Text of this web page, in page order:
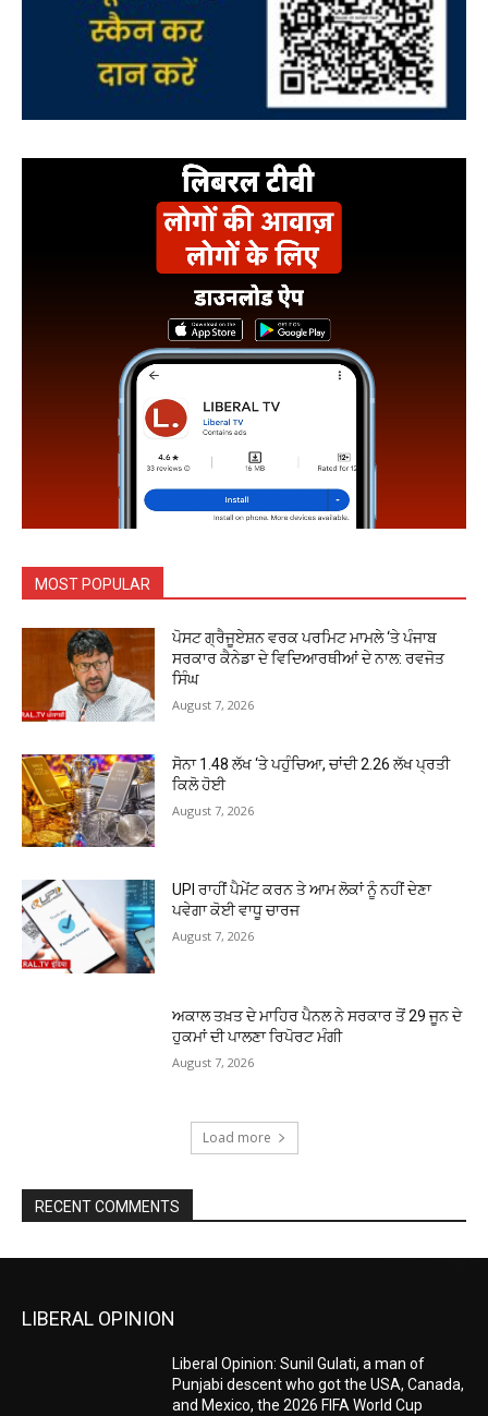
MOST POPULAR
ਪੋਸਟ ਗ੍ਰੈਜੂਏਸ਼ਨ ਵਰਕ ਪਰਮਿਟ ਮਾਮਲੇ ‘ਤੇ ਪੰਜਾਬ
ਸਰਕਾਰ ਕੈਨੇਡਾ ਦੇ ਵਿਦਿਆਰਥੀਆਂ ਦੇ ਨਾਲ: ਰਵਜੋਤ
ਸਿੰਘ
August 7, 2026
ਸੋਨਾ ₹1.48 ਲੱਖ ‘ਤੇ ਪਹੁੰਚਿਆ, ਚਾਂਦੀ ₹2.26 ਲੱਖ ਪ੍ਰਤੀ
ਕਿਲੋ ਹੋਈ
August 7, 2026
UPI ਰਾਹੀਂ ਪੈਮੇਂਟ ਕਰਨ ਤੇ ਆਮ ਲੋਕਾਂ ਨੂੰ ਨਹੀਂ ਦੇਣਾ
ਪਵੇਗਾ ਕੋਈ ਵਾਧੂ ਚਾਰਜ
August 7, 2026
ਅਕਾਲ ਤਖ਼ਤ ਦੇ ਮਾਹਿਰ ਪੈਨਲ ਨੇ ਸਰਕਾਰ ਤੋਂ 29 ਜੂਨ ਦੇ
ਹੁਕਮਾਂ ਦੀ ਪਾਲਣਾ ਰਿਪੋਰਟ ਮੰਗੀ
August 7, 2026
Load more
RECENT COMMENTS
LIBERAL OPINION
Liberal Opinion: Sunil Gulati, a man of
Punjabi descent who got the USA, Canada,
and Mexico, the 2026 FIFA World Cup